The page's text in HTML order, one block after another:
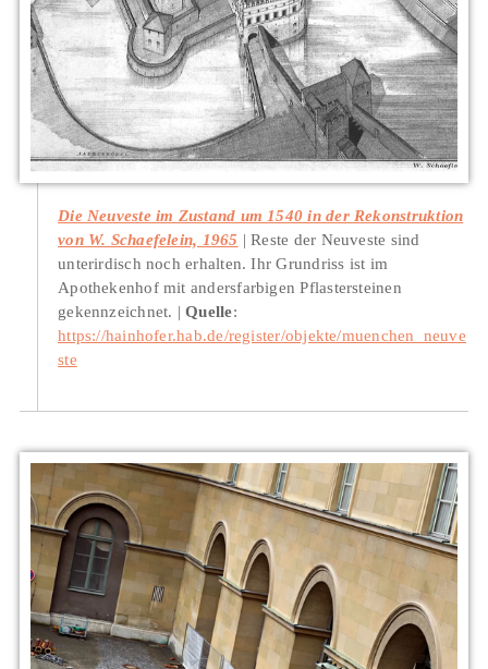
Die Neuveste im Zustand um 1540 in der Rekonstruktion
von W. Schaefelein, 1965
Reste der Neuveste sind
unterirdisch noch erhalten. Ihr Grundriss ist im
Apothekenhof mit andersfarbigen Pflastersteinen
gekennzeichnet.
Quelle:
https://hainhofer.hab.de/register/objekte/muenchen_neuve
ste